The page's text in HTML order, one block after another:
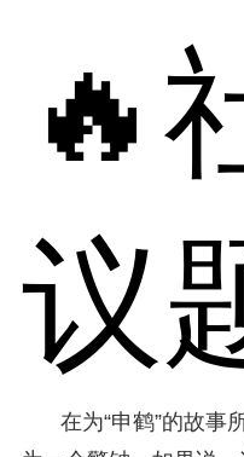
🔥
议
在为“申鹤”的故事